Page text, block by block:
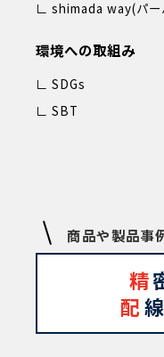
∟ shimada way(パー
環境への取組み
∟ SDGs
∟ SBT
商品や製品事
精
配